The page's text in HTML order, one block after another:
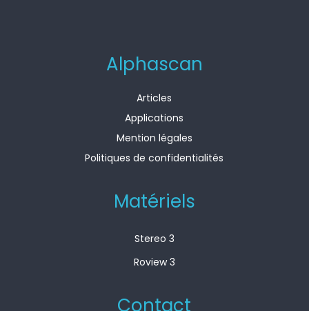
Alphascan
Articles
Applications
Mention légales
Politiques de confidentialités
Matériels
Stereo 3
Roview 3
Contact